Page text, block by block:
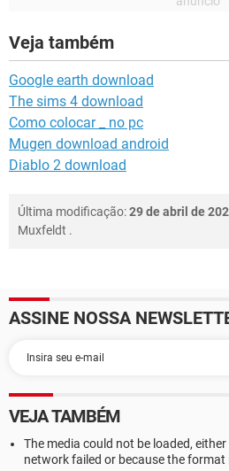
Veja também
Google earth download
The sims 4 download
Como colocar _ no pc
Mugen download android
Diablo 2 download
Última modificação:29 de abril de
Muxfeldt .
ASSINE NOSSA
VEJA TAMBÉM
The media could not be loaded,
network failed or because the